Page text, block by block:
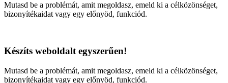
Mutasd be a problémát, amit megoldasz, emeld ki a célközönséget,
bizonyítékaidat vagy egy előnyöd, funkciód.
Készíts weboldalt egyszerűen!
Mutasd be a problémát, amit megoldasz, emeld ki a célközönséget,
bizonyítékaidat vagy egy előnyöd, funkciód.